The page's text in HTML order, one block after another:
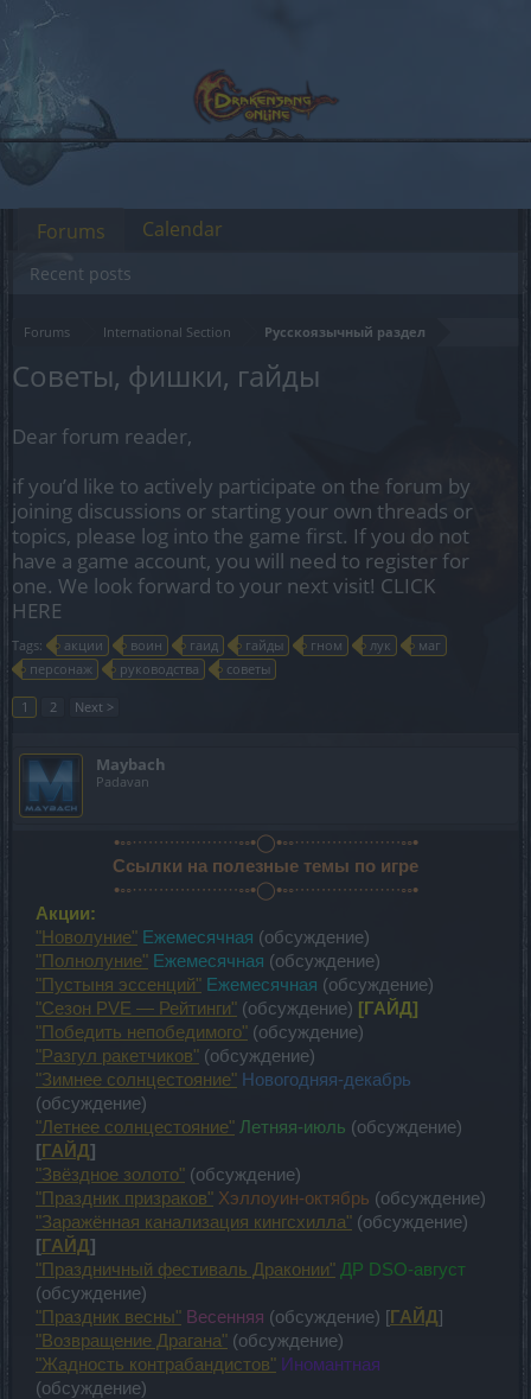
Forums International Section Русскоязычный раздел
Советы, фишки, гайды
Dear forum reader,
if you’d like to actively participate on the forum by
joining discussions or starting your own threads or
topics, please log into the game first. If you do not
have a game account, you will need to register for
one. We look forward to your next visit! CLICK
HERE
Tags: акции воин гаид гайды гном лук
маг
персонаж
руководства советы
1 2 Next >
Maybach
Padavan
•◦◦·∙·∙·∙·∙·∙·∙·∙·∙·∙·∙◦◦•◯•◦◦·∙·∙·∙·∙·∙·∙·∙·∙·∙·∙◦◦•
Ссылки на полезные темы по игре
•◦◦·∙·∙·∙·∙·∙·∙·∙·∙·∙·∙◦◦•◯•◦◦·∙·∙·∙·∙·∙·∙·∙·∙·∙·∙◦◦•
Акции:
"Новолуние" Ежемесячная (обсуждение)
"Полнолуние" Ежемесячная (обсуждение)
"Пустыня эссенций" Ежемесячная (обсуждение)
"Сезон PVE — Рейтинги" (обсуждение) [ГАЙД]
"Победить непобедимого" (обсуждение)
"Разгул ракетчиков" (обсуждение)
"Зимнее солнцестояние" Новогодняя-декабрь
(обсуждение)
"Летнее солнцестояние" Летняя-июль (обсуждение)
[ГАЙД]
"Звёздное золото" (обсуждение)
"Праздник призраков" Хэллоуин-октябрь (обсуждение)
"Заражённая канализация кингсхилла" (обсуждение)
[ГАЙД]
"Праздничный фестиваль Драконии" ДР DSO-август
(обсуждение)
"Праздник весны" Весенняя (обсуждение) [ГАЙД]
"Возвращение Драгана" (обсуждение)
"Жадность контрабандистов" Иномантная
(обсуждение)
Forums
Recent posts
Calendar